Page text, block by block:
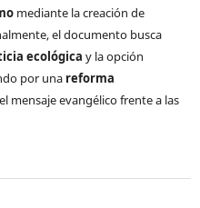
mediante la creación de
el documento busca
ecológica y la opción
por una reforma
mensaje evangélico frente a las